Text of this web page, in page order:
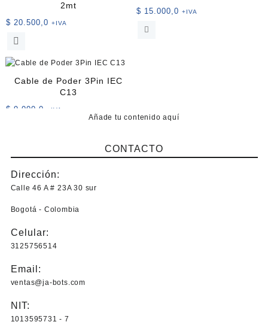
se
pueden
2mt
$ 20.500,0 +IVA
Este
tiene
la
página
producto
$ 15.000,0 +IVA
Cable de Poder 3Pin IEC
C13
$ 9.000,0 +IVA
Añade tu contenido aquí
CONTACTO
Dirección:
Calle 46 A # 23A 30 sur
Bogotá - Colombia
Celular:
3125756514
Email:
ventas@ja-bots.com
NIT:
1013595731 - 7